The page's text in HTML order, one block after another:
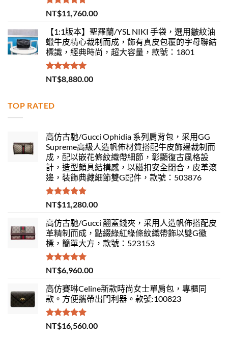
評分5.00
滿分 5
NT$11,760.00
【1:1版本】聖羅蘭/YSL NIKI 手袋，選用皺紋油
蠟牛皮精心裁制而成，飾有真皮包覆的字母聯結
標識，經典時尚，超大容量，款號：1801
評分 5.00
滿分 5
NT$8,880.00
TOP RATED
高仿古馳/Gucci Ophidia 系列肩背包，采用GG
Supreme高級人造帆佈材質搭配牛皮飾邊裁制而
成，配以嵌花條紋織帶細節，彰顯復古風格設
計，造型頗具結構感，以磁扣安全閉合，皮革滾
邊，裝飾典藏細節雙G配件，款號：503876
評分5.00
滿分 5
NT$11,280.00
高仿古馳/Gucci 翻蓋錢夾，采用人造帆佈搭配皮
革精制而成，點綴綠紅綠條紋織帶飾以雙G徽
標，簡單大方，款號：523153
評分 5.00
滿分 5
NT$6,960.00
高仿賽琳Celine新款時尚女士單肩包，專櫃同
款。方便攜帶出門利器。款號:100823
評分5.00
滿分 5
NT$16,560.00